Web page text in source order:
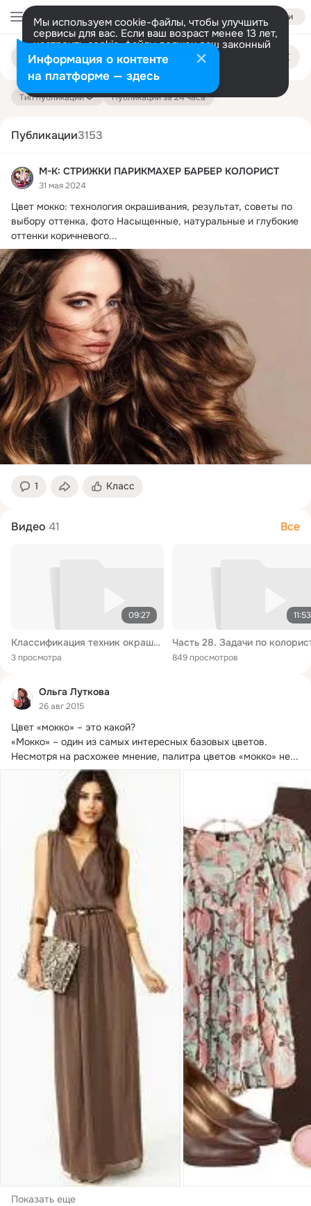
Войти
Мы используем cookie-файлы, чтобы улучшить
сервисы для вас. Если ваш возраст менее 13 лет,
настроить cookie-файлы должен ваш законный
представитель. Больше информации
Разрешить все Настроить
Поиск
публикациям
Тип публикации Публикации за 24 часа
Публикации3153
М-К: СТРИЖКИ ПАРИКМАХЕР БАРБЕР КОЛОРИСТ
31 мая 2024
Цвет мокко: технология окрашивания, результат, советы по
выбору оттенка, фото Насыщенные, натуральные и глубокие
оттенки коричневого...
1 Класс
Видео 41 Все
09:27
Классификация техник окрашивания волос
3 просмотра
11:53
849 просмотров
Ольга Луткова
26 авг 2015
Цвет «мокко» – это какой?
«Мокко» – один из самых интересных базовых цветов.
Несмотря на расхожее мнение, палитра цветов «мокко» не...
Показать еще
Информация о контенте
на платформе — здесь